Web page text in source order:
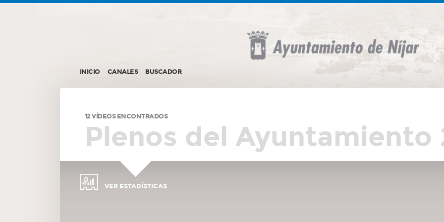
INICIO CANALES BUSCADOR
12 VÍDEOS ENCONTRADOS
Plenos del Ayuntamiento
VER ESTADÍSTICAS